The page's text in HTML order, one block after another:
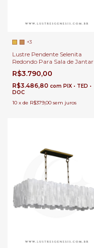
+3
Lustre Pendente Selenita
Redondo Para Sala de Jantar
R$3.790,00
R$3.486,80 com PIX • TED •
DOC
10 x de R$379,00 sem juros